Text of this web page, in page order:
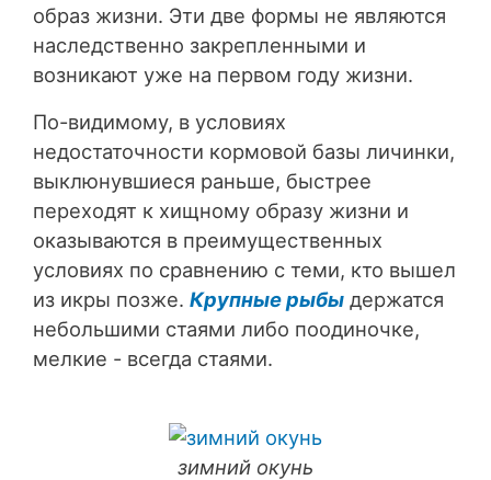
образ жизни. Эти две формы не являются
наследственно закрепленными и
возникают уже на первом году жизни.
По-видимому, в условиях
недостаточности кормовой базы личинки,
выклюнувшиеся раньше, быстрее
переходят к хищному образу жизни и
оказываются в преимущественных
условиях по сравнению с теми, кто вышел
из икры позже. Крупные рыбы держатся
небольшими стаями либо поодиночке,
мелкие - всегда стаями.
зимний окунь